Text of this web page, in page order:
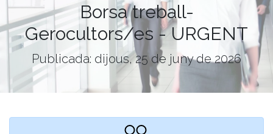
Borsa treball-
Gerocultors/es - URGENT
Publicada: dijous, 25 de juny de 2026